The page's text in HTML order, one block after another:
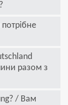
разом з
/ Вам